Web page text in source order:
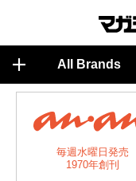
All Brands
毎週水曜日発売
1970年創刊